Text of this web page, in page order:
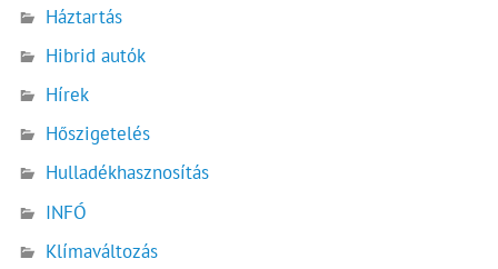
Háztartás
Hibrid autók
Hírek
Hőszigetelés
Hulladékhasznosítás
INFÓ
Klímaváltozás